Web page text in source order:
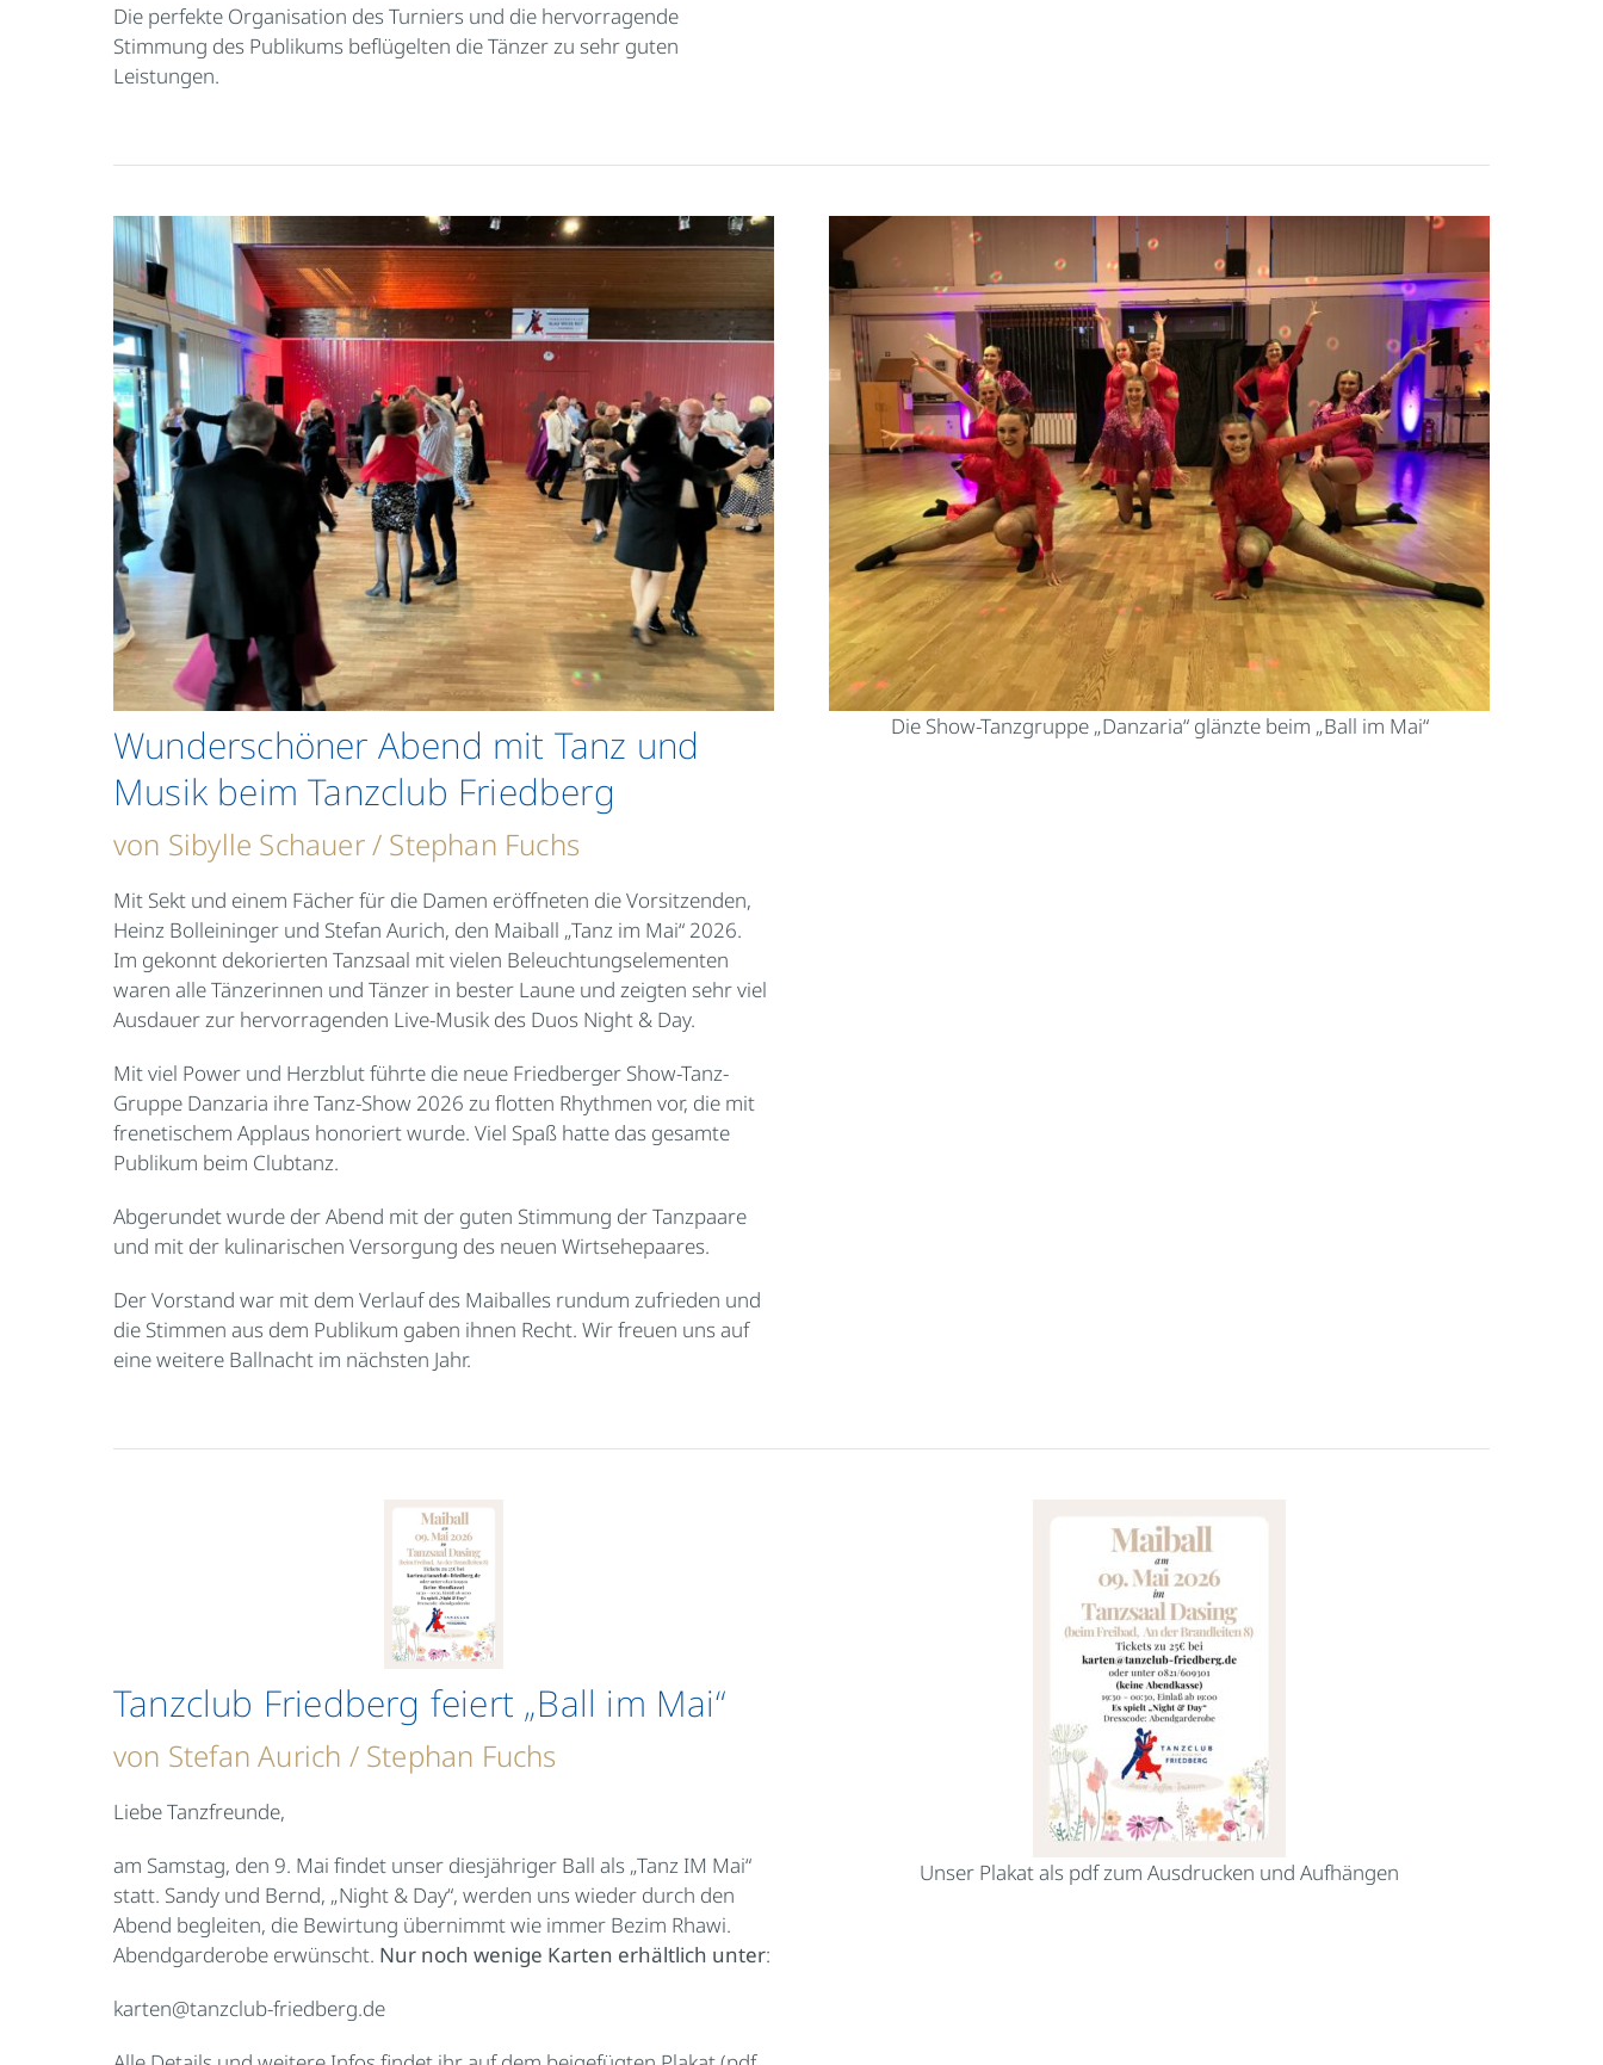
Die perfekte Organisation des Turniers und die hervorragende
Stimmung des Publikums beflügelten die Tänzer zu sehr guten
Leistungen.
Wunderschöner Abend mit Tanz und
Musik beim Tanzclub Friedberg
von Sibylle Schauer / Stephan Fuchs
Mit Sekt und einem Fächer für die Damen eröffneten die Vorsitzenden,
Heinz Bolleininger und Stefan Aurich, den Maiball „Tanz im Mai“ 2026.
Im gekonnt dekorierten Tanzsaal mit vielen Beleuchtungselementen
waren alle Tänzerinnen und Tänzer in bester Laune und zeigten sehr viel
Ausdauer zur hervorragenden Live-Musik des Duos Night & Day.
Mit viel Power und Herzblut führte die neue Friedberger Show-Tanz-
Gruppe Danzaria ihre Tanz-Show 2026 zu flotten Rhythmen vor, die mit
frenetischem Applaus honoriert wurde. Viel Spaß hatte das gesamte
Publikum beim Clubtanz.
Abgerundet wurde der Abend mit der guten Stimmung der Tanzpaare
und mit der kulinarischen Versorgung des neuen Wirtsehepaares.
Der Vorstand war mit dem Verlauf des Maiballes rundum zufrieden und
die Stimmen aus dem Publikum gaben ihnen Recht. Wir freuen uns auf
eine weitere Ballnacht im nächsten Jahr.
Die Show-Tanzgruppe „Danzaria“ glänzte beim „Ball im Mai“
Tanzclub Friedberg feiert „Ball im Mai“
von Stefan Aurich / Stephan Fuchs
Liebe Tanzfreunde,
am Samstag, den 9. Mai findet unser diesjähriger Ball als „Tanz IM Mai“
statt. Sandy und Bernd, „Night & Day“, werden uns wieder durch den
Abend begleiten, die Bewirtung übernimmt wie immer Bezim Rhawi.
Abendgarderobe erwünscht. Nur noch wenige Karten erhältlich unter:
karten@tanzclub-friedberg.de
Unser Plakat als pdf zum Ausdrucken und Aufhängen